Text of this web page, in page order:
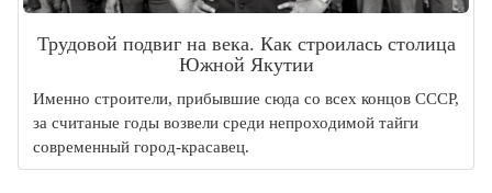
Трудовой подвиг на века. Как строилась столица
Южной Якутии
Именно строители, прибывшие сюда со всех концов СССР,
за считаные годы возвели среди непроходимой тайги
современный город-красавец.